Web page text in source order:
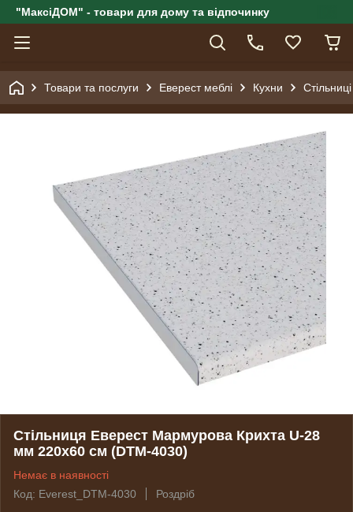
"МаксіДОМ" - товари для дому та відпочинку
Товари та послуги Еверест меблі Кухни Стільниці
Стільниця Еверест Мармурова Крихта U-28
мм 220х60 см (DTM-4030)
Немає в наявності
Код: Everest_DTM-4030
Роздріб